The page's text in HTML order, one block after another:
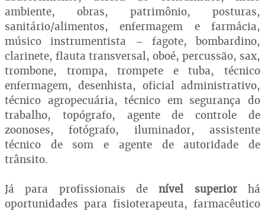
ambiente, obras, patrimônio, posturas,
sanitário/alimentos, enfermagem e farmácia,
músico instrumentista – fagote, bombardino,
clarinete, flauta transversal, oboé, percussão, sax,
trombone, trompa, trompete e tuba, técnico
enfermagem, desenhista, oficial administrativo,
técnico agropecuária, técnico em segurança do
trabalho, topógrafo, agente de controle de
zoonoses, fotógrafo, iluminador, assistente
técnico de som e agente de autoridade de
trânsito.
Já para profissionais denível superiorhá
oportunidades para fisioterapeuta, farmacêutico